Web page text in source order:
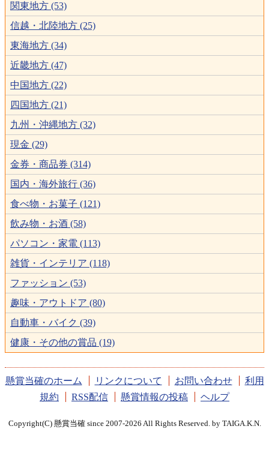
関東地方 (53)
信越・北陸地方 (25)
東海地方 (34)
近畿地方 (47)
中国地方 (22)
四国地方 (21)
九州・沖縄地方 (32)
現金 (29)
金券・商品券 (314)
国内・海外旅行 (36)
食べ物・お菓子 (121)
飲み物・お酒 (58)
パソコン・家電 (113)
雑貨・インテリア (118)
ファッション (53)
趣味・アウトドア (80)
自動車・バイク (39)
健康・その他の賞品 (19)
懸賞当確のホーム リンクについて お問い合わせ
利用
規約
RSS配信 懸賞情報の投稿 ヘルプ
Copyright(C) 懸賞当確 since 2007-2026 All Rights Reserved. by TAIGA.K.N.